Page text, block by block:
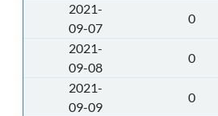
2021-
09-07
0
2021-
09-08
0
2021-
09-09
0